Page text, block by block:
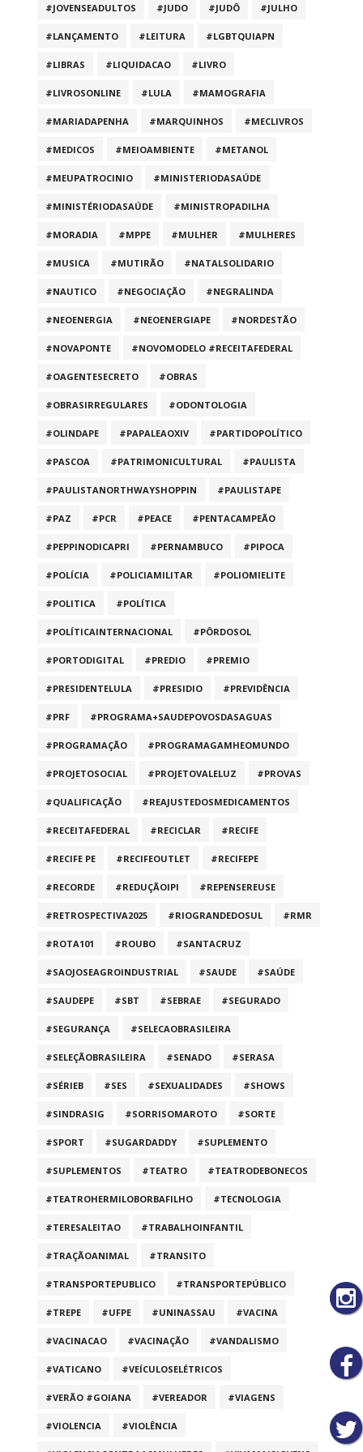
#JOVENSEADULTOS #JUDO #JUDÔ #JULHO
#LANÇAMENTO #LEITURA #LGBTQUIAPN
#LIBRAS #LIQUIDACAO #LIVRO
#LIVROSONLINE #LULA #MAMOGRAFIA
#MARIADAPENHA #MARQUINHOS #MECLIVROS
#MEDICOS #MEIOAMBIENTE #METANOL
#MEUPATROCINIO #MINISTERIODASAÚDE
#MINISTÉRIODASAÚDE #MINISTROPADILHA
#MORADIA #MPPE #MULHER #MULHERES
#MUSICA #MUTIRÃO #NATALSOLIDARIO
#NAUTICO #NEGOCIAÇÃO #NEGRALINDA
#NEOENERGIA #NEOENERGIAPE #NORDESTÃO
#NOVAPONTE #NOVOMODELO #RECEITAFEDERAL
#OAGENTESECRETO #OBRAS
#OBRASIRREGULARES #ODONTOLOGIA
#OLINDAPE #PAPALEAOXIV #PARTIDOPOLÍTICO
#PASCOA #PATRIMONICULTURAL #PAULISTA
#PAULISTANORTHWAYSHOPPIN #PAULISTAPE
#PAZ #PCR #PEACE #PENTACAMPEÃO
#PEPPINODICAPRI #PERNAMBUCO #PIPOCA
#POLÍCIA #POLICIAMILITAR #POLIOMIELITE
#POLITICA #POLÍTICA
#POLÍTICAINTERNACIONAL #PÔRDOSOL
#PORTODIGITAL #PREDIO #PREMIO
#PRESIDENTELULA #PRESIDIO #PREVIDÊNCIA
#PRF #PROGRAMA+SAUDEPOVOSDASAGUAS
#PROGRAMAÇÃO #PROGRAMAGAMHEOMUNDO
#PROJETOSOCIAL #PROJETOVALELUZ #PROVAS
#QUALIFICAÇÃO #REAJUSTEDOSMEDICAMENTOS
#RECEITAFEDERAL #RECICLAR #RECIFE
#RECIFE PE #RECIFEOUTLET #RECIFEPE
#RECORDE #REDUÇÃOIPI #REPENSEREUSE
#RETROSPECTIVA2025 #RIOGRANDEDOSUL #RMR
#ROTA101 #ROUBO #SANTACRUZ
#SAOJOSEAGROINDUSTRIAL #SAUDE #SAÚDE
#SAUDEPE #SBT #SEBRAE #SEGURADO
#SEGURANÇA #SELECAOBRASILEIRA
#SELEÇÃOBRASILEIRA #SENADO #SERASA
#SÉRIEB #SES #SEXUALIDADES #SHOWS
#SINDRASIG #SORRISOMAROTO #SORTE
#SPORT #SUGARDADDY #SUPLEMENTO
#SUPLEMENTOS #TEATRO #TEATRODEBONECOS
#TEATROHERMILOBORBAFILHO #TECNOLOGIA
#TERESALEITAO #TRABALHOINFANTIL
#TRAÇÃOANIMAL #TRANSITO
#TRANSPORTEPUBLICO #TRANSPORTEPÚBLICO
#TREPE #UFPE #UNINASSAU #VACINA
#VACINACAO #VACINAÇÃO #VANDALISMO
#VATICANO #VEÍCULOSELÉTRICOS
#VERÃO #GOIANA #VEREADOR #VIAGENS
#VIOLENCIA #VIOLÊNCIA